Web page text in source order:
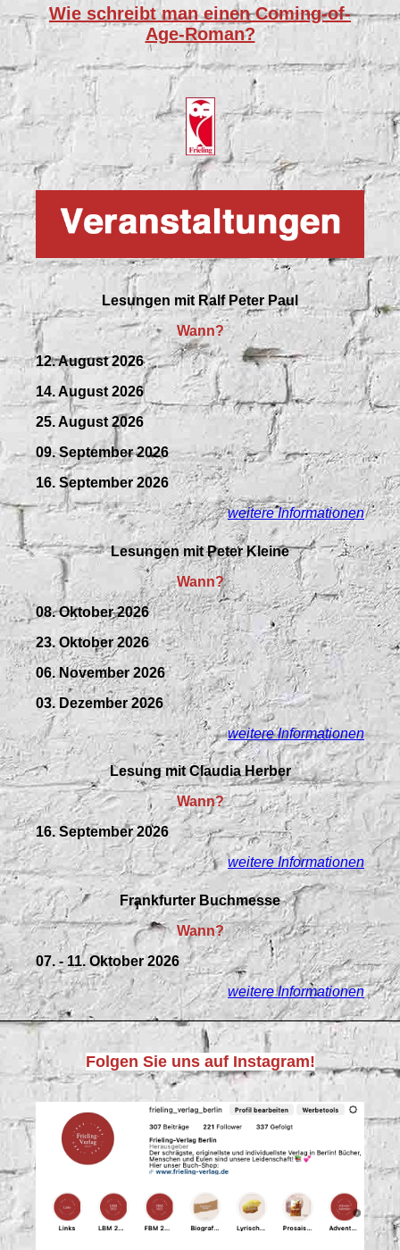
Wie schreibt man einen Coming-of-
Age-Roman?
Lesungen mit Ralf Peter Paul
Wann?
12. August 2026
14. August 2026
25. August 2026
09.September2026
16. September 2026
weitere Informationen
Lesungen mit Peter Kleine
Wann?
08. Oktober 2026
23. Oktober 2026
06. November 2026
03. Dezember 2026
weitere Informationen
Lesung mit Claudia Herber
Wann?
16. September 2026
weitere Informationen
Frankfurter Buchmesse
Wann?
07. - 11. Oktober 2026
weitere Informationen
Folgen Sie uns auf Instagram!